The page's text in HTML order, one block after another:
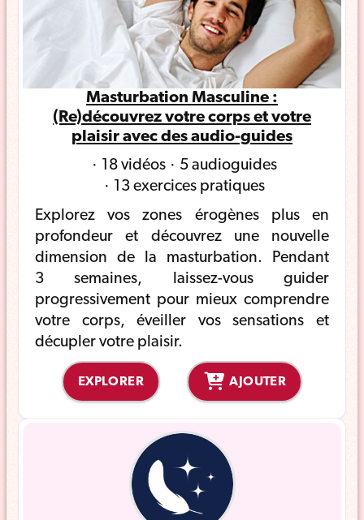
Masturbation Masculine :
(Re)découvrez votre corps et votre
plaisir avec des audio-guides
18 vidéos
5 audioguides
13 exercices pratiques
Explorez vos zones érogènes plus en
profondeur et découvrez une nouvelle
dimension de la masturbation. Pendant
3 semaines, laissez-vous guider
progressivement pour mieux comprendre
votre corps, éveiller vos sensations et
décupler votre plaisir.
EXPLORER AJOUTER